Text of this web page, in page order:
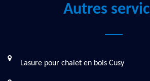
Autres
Lasure pour chalet en bois Cusy